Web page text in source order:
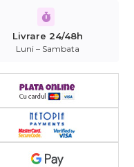
Livrare 24/48h
Luni – Sambata